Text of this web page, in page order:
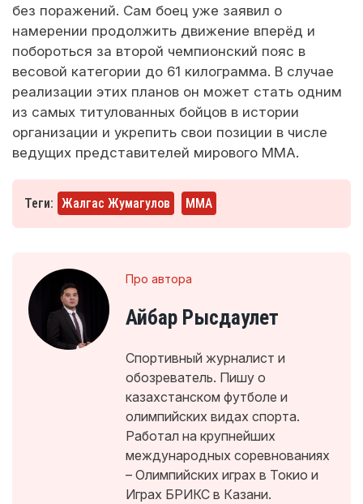
без поражений. Сам боец уже заявил о
намерении продолжить движение вперёд и
побороться за второй чемпионский пояс в
весовой категории до 61 килограмма. В случае
реализации этих планов он может стать одним
из самых титулованных бойцов в истории
организации и укрепить свои позиции в числе
ведущих представителей мирового ММА.
Теги: Жалгас Жумагулов ММА
Про автора
Айбар Рысдаулет
Спортивный журналист и
обозреватель. Пишу о
казахстанском футболе и
олимпийских видах спорта.
Работал на крупнейших
международных соревнованиях
– Олимпийских играх в Токио и
Играх БРИКС в Казани.